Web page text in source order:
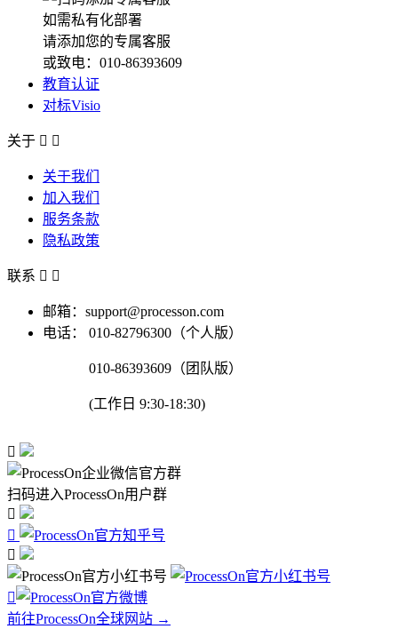
如需私有化部署
请添加您的专属客服
或致电：010-86393609
教育认证
对标Visio
关于  
关于我们
加入我们
服务条款
隐私政策
联系  
邮箱：support@processon.com
电话：
010-82796300（个人版）
010-86393609（团队版）
(工作日 9:30-18:30)

扫码进入ProcessOn用户群




前往ProcessOn全球网站 →